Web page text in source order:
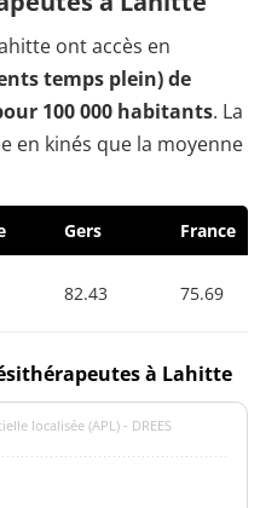
ont accès en
temps plein) de
100 000 habitants. La
en kinés que la moyenne
Gers France
82.43 75.69
à Lahitte
localisée (APL) - DREES